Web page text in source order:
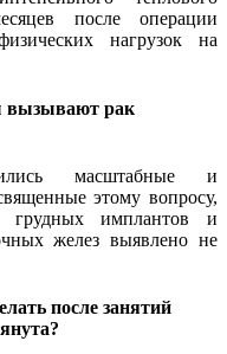
после операции
нагрузок на
вызывают рак
масштабные и
этому вопросу,
грудных имплантов и
желез выявлено не
после занятий